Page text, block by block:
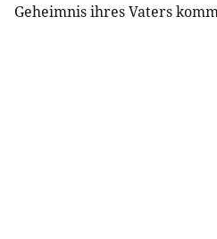
Geheimnis ihres Vaters